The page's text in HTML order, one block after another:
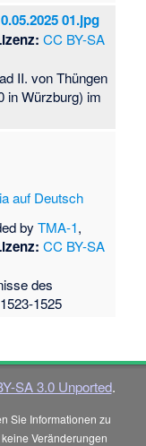
01.jpg
CC BY-SA
II. von Thüngen
in Würzburg) im
auf Deutsch
byTMA-1,
CC BY-SA
des
1523-1525
SA 3.0 Unported.
Sie Informationen zu
Veränderungen